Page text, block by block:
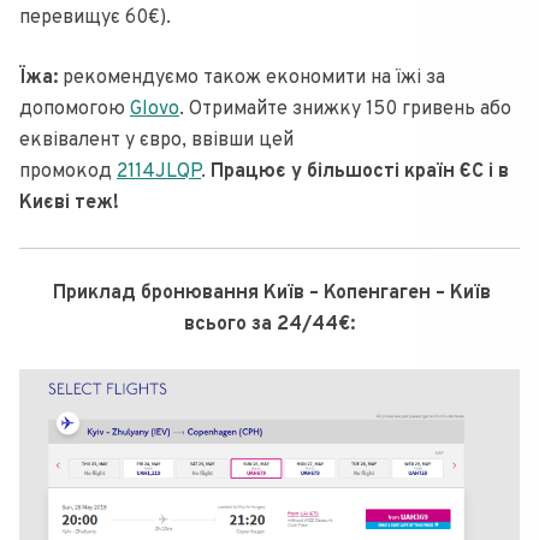
перевищує 60€).
Їжа: рекомендуємо також економити на їжі за
допомогою Glovo. Отримайте знижку 150 гривень або
еквівалент у євро, ввівши цей
промокод 2114JLQP. Працює у більшості країн ЄС і в
Києві теж!
Приклад бронювання Київ – Копенгаген – Київ
всього за 24/44€: